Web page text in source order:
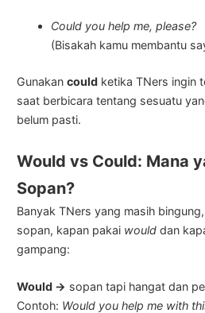
Could you help me, please?
(Bisakah kamu membantu
Gunakancould ketika TNers ingin
saat berbicara tentang sesuatu
belum pasti.
Would vs Could: Mana
Sopan?
Banyak TNers yang masih
sopan, kapan pakai would dan
gampang:
Would → sopan tapi hangat dan
Contoh: Would you help me with